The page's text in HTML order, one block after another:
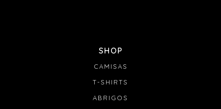
SHOP
CAMISAS
T-SHIRTS
ABRIGOS